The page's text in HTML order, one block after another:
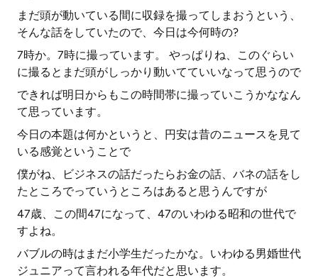
まだ頭が動いている間に収録を撮ってしまおうという、
そんな話をしていたので、今日は今何時の?
7時か。7時に撮っています。 やっぱりね、このぐらい
に撮るとまだ頭がしっかり動いてていいなって思うので
できれば明日からもこの時間帯に撮っていこうかななん
て思っています。
今日の本題は何かというと、円安は昔のニュースを見て
いる感覚ということで
僕がね、ビジネスの話だったらお金の話、バネの話をし
たところでっていうところはあると思うんですが
47歳、この間47になって、47のいわゆる昭和の世代で
すよね。
バブルの時はまだ小学生だったかな。いわゆる男婚世代
ジュニアって言われる年代だと思います。